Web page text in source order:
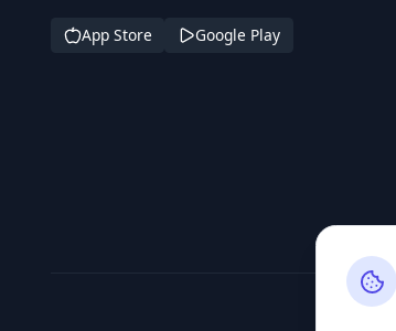
App Store Google Play